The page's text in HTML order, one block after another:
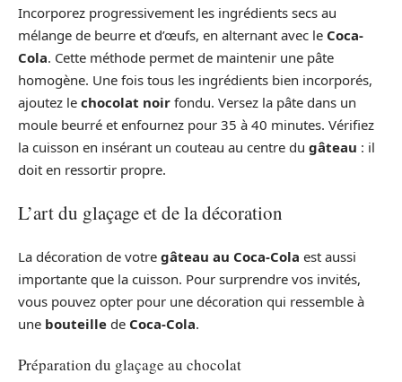
Incorporez progressivement les ingrédients secs au
mélange de beurre et d’œufs, en alternant avec le Coca-
Cola. Cette méthode permet de maintenir une pâte
homogène. Une fois tous les ingrédients bien incorporés,
ajoutez le chocolat noir fondu. Versez la pâte dans un
moule beurré et enfournez pour 35 à 40 minutes. Vérifiez
la cuisson en insérant un couteau au centre du gâteau : il
doit en ressortir propre.
L’art du glaçage et de la décoration
La décoration de votre gâteau au Coca-Cola est aussi
importante que la cuisson. Pour surprendre vos invités,
vous pouvez opter pour une décoration qui ressemble à
une bouteille de Coca-Cola.
Préparation du glaçage au chocolat